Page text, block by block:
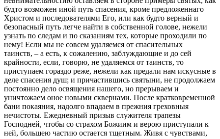
будто возможен иной путь спасения, кроме предложеннаго
Христом и последователями Его, или как будто верный и
безопасный путь легче найти в собственной голове, нежели
узнать по следам и по сказаниям тех, которые проходили по
нему! Если мы не совсем удаляемся от спасительных
таинств, – а есть, к сожалению, заблуждающие и до сей
крайности, если, говорю, не удаляемся от таинств, то
приступаем гораздо реже, нежели как предали нам искусные в
деле спасения душ; и причастившись святыни, не продолжаем
постоянно дело освящения нашего, но прерываем и
уничтожаем оное новыми сквернами. После кратковременной
бани покаяния, надолго впадаем в прежния греховныя
нечистоты. Ежедневный призыв служителя трапезы
Господней, чтобы со страхом Божиим и верою приступали к
ней, большею частию остается тщетным. Живя с чувствами,